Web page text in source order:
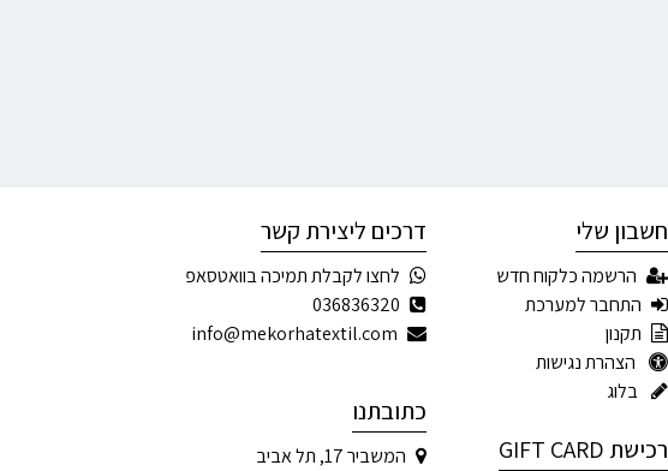
חשבון שלי
הרשמה כלקוח חדש
התחבר למערכת
תקנון
הצהרת נגישות
בלוג
רכישת GIFT CARD
דרכים ליצירת קשר
לחצו לקבלת תמיכה בוואטסאפ
036836320
info@mekorhatextil.com
כתובתנו
המשביר 17, תל אביב